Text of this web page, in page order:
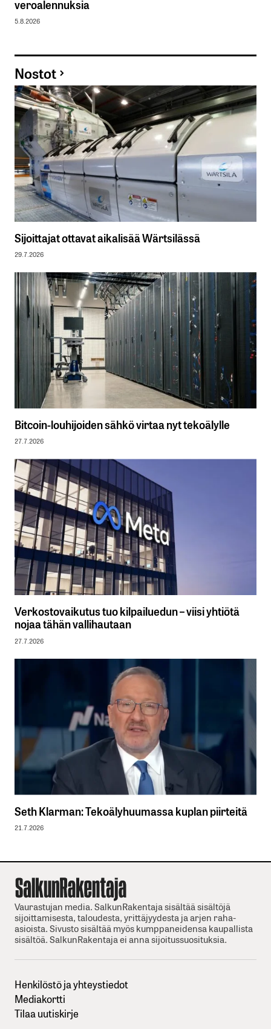
veroalennuksia
5.8.2026
Nostot
Sijoittajat ottavat aikalisää Wärtsilässä
29.7.2026
Bitcoin-louhijoiden sähkö virtaa nyt tekoälylle
27.7.2026
Verkostovaikutus tuo kilpailuedun – viisi yhtiötä
nojaa tähän vallihautaan
27.7.2026
Seth Klarman: Tekoälyhuumassa kuplan piirteitä
21.7.2026
Vaurastujan media. SalkunRakentaja sisältää sisältöjä
sijoittamisesta, taloudesta, yrittäjyydesta ja arjen raha-
asioista. Sivusto sisältää myös kumppaneidensa kaupallista
sisältöä. SalkunRakentaja ei anna sijoitussuosituksia.
Henkilöstö ja yhteystiedot
Mediakortti
Tilaa uutiskirje